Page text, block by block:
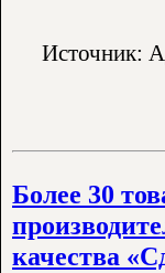
Источник:
Более 30
качества